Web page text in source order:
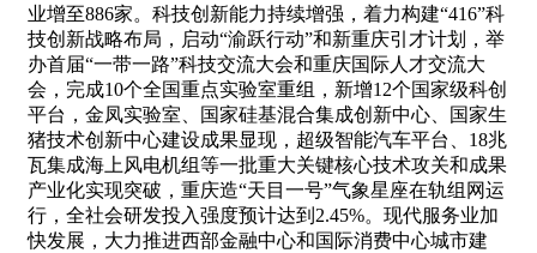
业增至886家。科技创新能力持续增强，着力构建“416”科
技创新战略布局，启动“渝跃行动”和新重庆引才计划，举
办首届“一带一路”科技交流大会和重庆国际人才交流大
会，完成10个全国重点实验室重组，新增12个国家级科创
平台，金凤实验室、国家硅基混合集成创新中心、国家生
猪技术创新中心建设成果显现，超级智能汽车平台、18兆
瓦集成海上风电机组等一批重大关键核心技术攻关和成果
产业化实现突破，重庆造“天目一号”气象星座在轨组网运
行，全社会研发投入强度预计达到2.45%。现代服务业加
快发展，大力推进西部金融中心和国际消费中心城市建